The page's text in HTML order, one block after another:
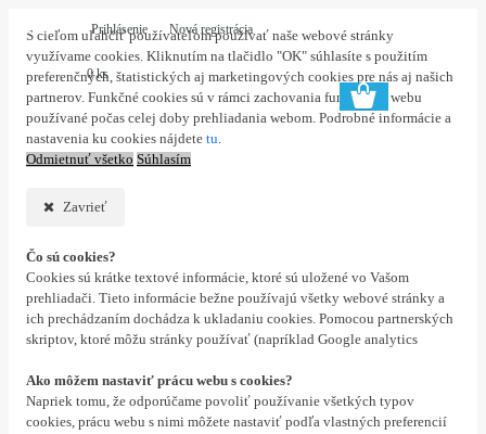
S cieľom uľahčiť používateľom používať naše webové stránky
využívame cookies. Kliknutím na tlačidlo "OK" súhlasíte s použitím
preferenčných, štatistických aj marketingových cookies pre nás aj našich
partnerov. Funkčné cookies sú v rámci zachovania funkčnosti webu
používané počas celej doby prehliadania webom. Podrobné informácie a
nastavenia ku cookies nájdete tu.
Odmietnuť všetko Súhlasím
Zavrieť
Čo sú cookies?
Cookies sú krátke textové informácie, ktoré sú uložené vo Vašom
prehliadači. Tieto informácie bežne používajú všetky webové stránky a
ich prechádzaním dochádza k ukladaniu cookies. Pomocou partnerských
skriptov, ktoré môžu stránky používať (napríklad Google analytics
Ako môžem nastaviť prácu webu s cookies?
Napriek tomu, že odporúčame povoliť používanie všetkých typov
cookies, prácu webu s nimi môžete nastaviť podľa vlastných preferencií
Prihlásenie Nová registrácia
0 ks